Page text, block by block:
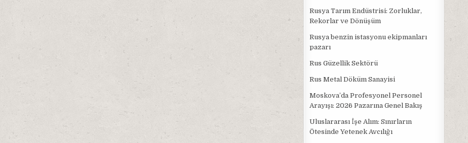
Rusya Tarım Endüstrisi: Zorluklar,
Rekorlar ve Dönüşüm
Rusya benzin istasyonu ekipmanları
pazarı
Rus Güzellik Sektörü
Rus Metal Döküm Sanayisi
Moskova’da Profesyonel Personel
Arayışı: 2026 Pazarına Genel Bakış
Uluslararası İşe Alım: Sınırların
Ötesinde Yetenek Avcılığı